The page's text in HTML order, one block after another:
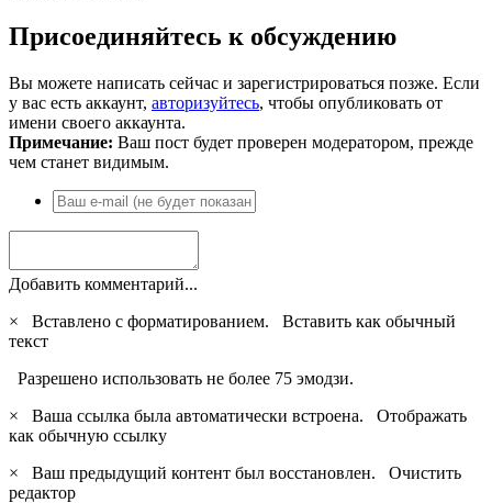
Присоединяйтесь к обсуждению
Вы можете написать сейчас и зарегистрироваться позже. Если
у вас есть аккаунт, авторизуйтесь, чтобы опубликовать от
имени своего аккаунта.
Примечание: Ваш пост будет проверен модератором, прежде
чем станет видимым.
Добавить комментарий...
×
Вставлено с форматированием. Вставить как обычный
текст
Разрешено использовать не более 75 эмодзи.
×
Ваша ссылка была автоматически встроена. Отображать
как обычную ссылку
×
Ваш предыдущий контент был восстановлен. Очистить
редактор